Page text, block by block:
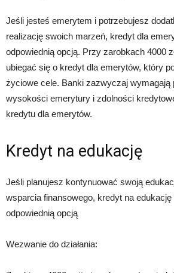
Jeśli jesteś emerytem i potrzebujesz
realizację swoich marzeń, kredyt dla
odpowiednią opcją. Przy zarobkach 4000
ubiegać się o kredyt dla emerytów, który
życiowe cele. Banki zazwyczaj wymagają
wysokości emerytury i zdolności
kredytu dla emerytów.
Kredyt na edukację
Jeśli planujesz kontynuować swoją
wsparcia finansowego, kredyt na
odpowiednią opcją
Wezwanie do działania: